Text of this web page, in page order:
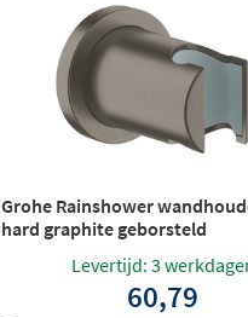
Grohe Rainshower
hard graphite geborsteld
Levertijd: 3
60,79